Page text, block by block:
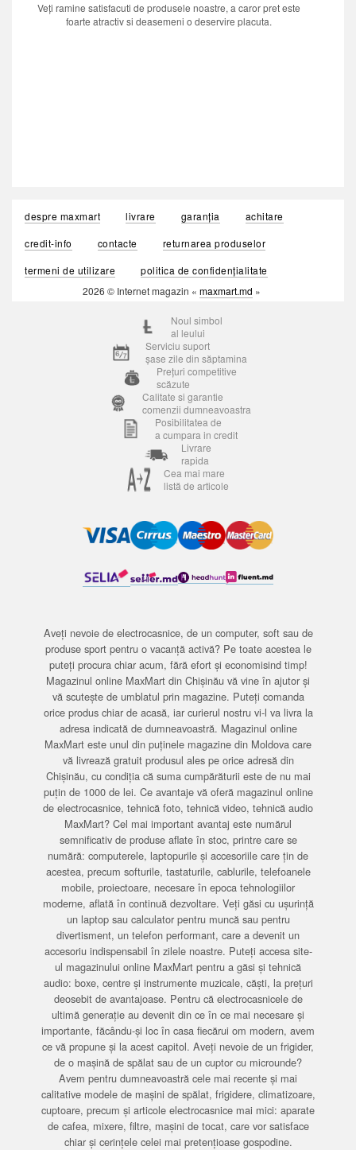
Veți ramine satisfacuti de produsele noastre, a caror pret este
foarte atractiv si deasemeni o deservire placuta.
despre maxmart livrare garanția
achitare
credit-info
contacte
returnarea produselor
termeni de utilizare
politica de confidențialitate
2026 © Internet magazin « maxmart.md »
Noul simbol
al leului
Serviciu suport
șase zile din săptamina
Prețuri competitive
scăzute
Calitate si garantie
comenzii dumneavoastra
Posibilitatea de
a cumpara in credit
Livrare
rapida
Cea mai mare
listă de articole
Aveți nevoie de electrocasnice, de un computer, soft sau de
produse sport pentru o vacanță activă? Pe toate acestea le
puteți procura chiar acum, fără efort și economisind timp!
Magazinul online MaxMart din Chișinău vă vine în ajutor și
vă scutește de umblatul prin magazine. Puteți comanda
orice produs chiar de acasă, iar curierul nostru vi-l va livra la
adresa indicată de dumneavoastră. Magazinul online
MaxMart este unul din puținele magazine din Moldova care
vă livrează gratuit produsul ales pe orice adresă din
Chișinău, cu condiția că suma cumpărăturii este de nu mai
puțin de 1000 de lei. Ce avantaje vă oferă magazinul online
de electrocasnice, tehnică foto, tehnică video, tehnică audio
MaxMart? Cel mai important avantaj este numărul
semnificativ de produse aflate în stoc, printre care se
numără: computerele, laptopurile și accesoriile care țin de
acestea, precum softurile, tastaturile, cablurile, telefoanele
mobile, proiectoare, necesare în epoca tehnologiilor
moderne, aflată în continuă dezvoltare. Veți găsi cu ușurință
un laptop sau calculator pentru muncă sau pentru
divertisment, un telefon performant, care a devenit un
accesoriu indispensabil în zilele noastre. Puteți accesa site-
ul magazinului online MaxMart pentru a găsi și tehnică
audio: boxe, centre și instrumente muzicale, căști, la prețuri
deosebit de avantajoase. Pentru că electrocasnicele de
ultimă generație au devenit din ce în ce mai necesare și
importante, făcându-și loc în casa fiecărui om modern, avem
ce vă propune și la acest capitol. Aveți nevoie de un frigider,
de o mașină de spălat sau de un cuptor cu microunde?
Avem pentru dumneavoastră cele mai recente și mai
calitative modele de mașini de spălat, frigidere, climatizoare,
cuptoare, precum și articole electrocasnice mai mici: aparate
de cafea, mixere, filtre, mașini de tocat, care vor satisface
chiar și cerințele celei mai pretențioase gospodine.